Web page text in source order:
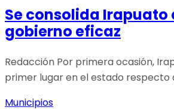
Se consolida Irapuato
gobierno eficaz
Redacción Por primera ocasión,
primer lugar en el estado respecto
Municipios